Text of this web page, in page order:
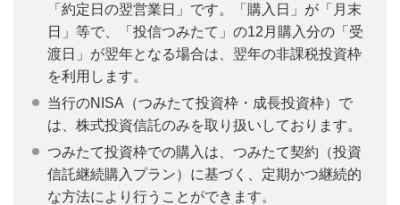
「約定日の翌営業日」です。「購入日」が「月末
日」等で、「投信つみたて」の12月購入分の「受
渡日」が翌年となる場合は、翌年の非課税投資枠
を利用します。
当行のNISA（つみたて投資枠・成長投資枠）で
は、株式投資信託のみを取り扱いしております。
つみたて投資枠での購入は、つみたて契約（投資
信託継続購入プラン）に基づく、定期かつ継続的
な方法により行うことができます。